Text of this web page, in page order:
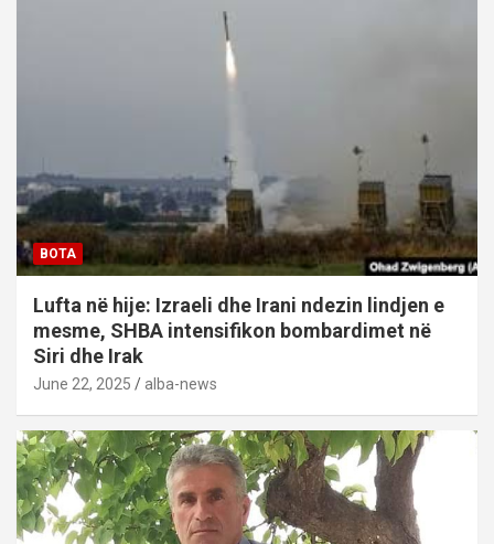
BOTA
Lufta në hije: Izraeli dhe Irani ndezin lindjen e
mesme, SHBA intensifikon bombardimet në
Siri dhe Irak
June 22, 2025 alba-news